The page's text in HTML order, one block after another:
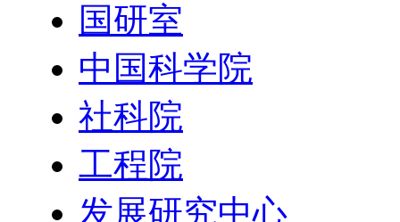
国研室
中国科学院
社科院
工程院
发展研究中心